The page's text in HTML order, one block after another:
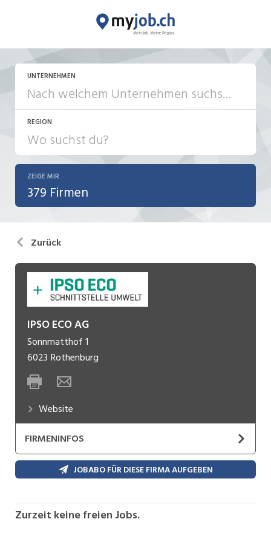
UNTERNEHMEN
REGION
ZEIGE MIR
379 Firmen
Zurück
IPSO ECO AG
Sonnmatthof 1
6023 Rothenburg
Website
FIRMENINFOS
Die IPSO ECO AG ist eine Consulting- und
Ingenieurunternehmung, welche in der
Dienstleistungen in der Umwelt- und
JOBABO FÜR DIESE FIRMA AUFGEBEN
Zurzeit keine freien Jobs.